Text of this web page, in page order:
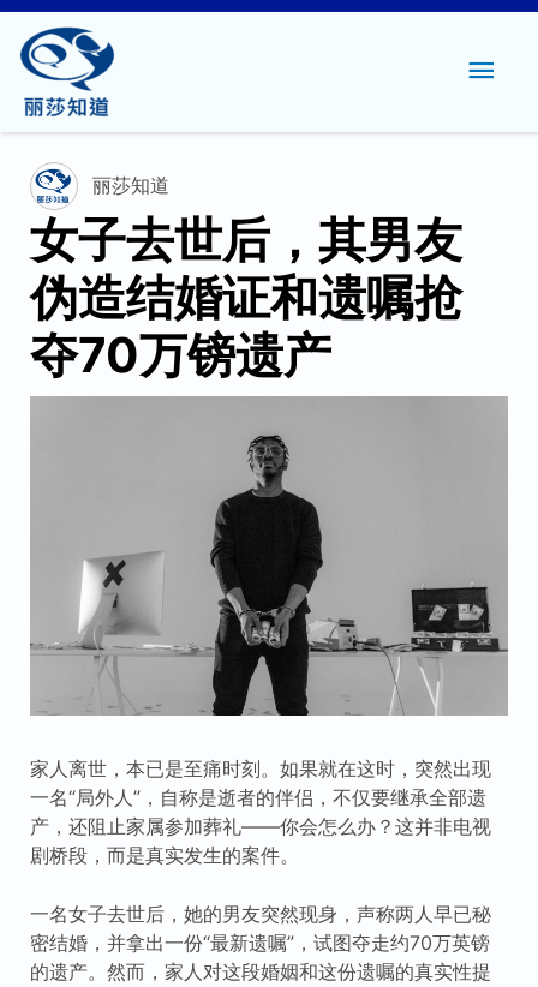
主
菜
丽莎知道
女子去世后，其男友
伪造结婚证和遗嘱抢
夺70万镑遗产
家人离世，本已是至痛时刻。如果就在这时，突然出现
一名“局外人”，自称是逝者的伴侣，不仅要继承全部遗
产，还阻止家属参加葬礼——你会怎么办？这并非电视
剧桥段，而是真实发生的案件。
一名女子去世后，她的男友突然现身，声称两人早已秘
密结婚，并拿出一份“最新遗嘱”，试图夺走约70万英镑
的遗产。然而，家人对这段婚姻和这份遗嘱的真实性提